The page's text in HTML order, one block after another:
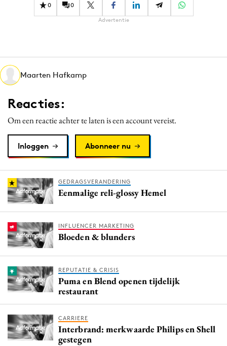
Gedragsverandering
Martech
Media
Merkstrategie
PR
Programmatic
Reputatie & crisis
0 0
Advertentie
Maarten Hafkamp
Reacties:
Om een reactie achter te laten is een account vereist.
Inloggen Abonneer nu
GEDRAGSVERANDERING
Eenmalige reli-glossy Hemel
INFLUENCER MARKETING
Bloeden & blunders
REPUTATIE & CRISIS
Puma en Blend openen tijdelijk
restaurant
CARRIERE
Interbrand: merkwaarde Philips en Shell
gestegen